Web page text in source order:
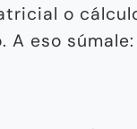
o
A eso súmale: